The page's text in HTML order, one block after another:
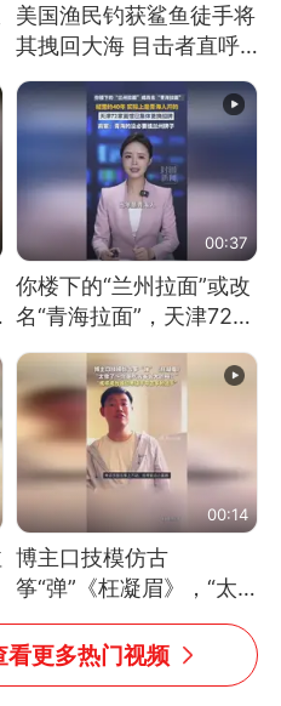
美国渔民钓获鲨鱼徒手将
其拽回大海 目击者直呼
震惊 （视频来源：参考
消息）
00:37
你楼下的“兰州拉面”或改
名“青海拉面”，天津72家
面馆已集体更换招牌
00:14
博主口技模仿古
筝“弹”《枉凝眉》，“太
像了～你是吃古筝长大的
吗？”“或将成为首位考级
不带古筝的选手。”（来
更多热门视频